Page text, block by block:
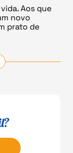
Aos que
novo
prato de